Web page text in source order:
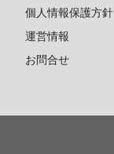
個人情報保護方針
運営情報
お問合せ